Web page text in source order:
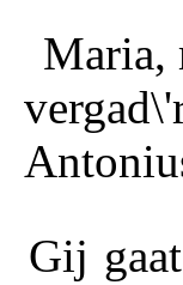
Maria,
Gij